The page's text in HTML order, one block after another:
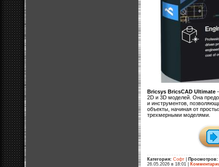
Bricsys BricsCAD Ultimate
2D и 3D моделей. Она
и инструментов,
объекты, начиная от
трехмерными моделями.
Категория: Софт Просмотров:
26.05.2026 в 18:01